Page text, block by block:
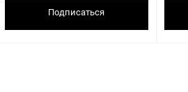
Подписаться